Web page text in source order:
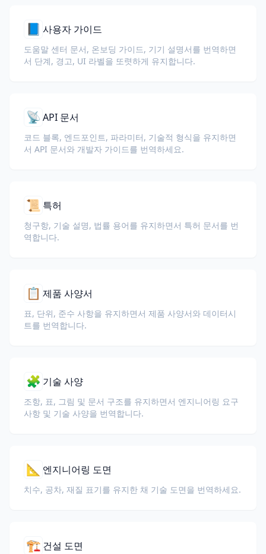
📘 사용자 가이드
도움말 센터 문서, 온보딩 가이드, 기기 설명서를 번역하면
서 단계, 경고, UI 라벨을 또렷하게 유지합니다.
📡 API 문서
코드 블록, 엔드포인트, 파라미터, 기술적 형식을 유지하면
서 API 문서와 개발자 가이드를 번역하세요.
📜 특허
청구항, 기술 설명, 법률 용어를 유지하면서 특허 문서를 번
역합니다.
📋 제품 사양서
표, 단위, 준수 사항을 유지하면서 제품 사양서와 데이터시
트를 번역합니다.
🧩 기술 사양
조항, 표, 그림 및 문서 구조를 유지하면서 엔지니어링 요구
사항 및 기술 사양을 번역합니다.
📐 엔지니어링 도면
치수, 공차, 재질 표기를 유지한 채 기술 도면을 번역하세요.
🏗️ 건설 도면